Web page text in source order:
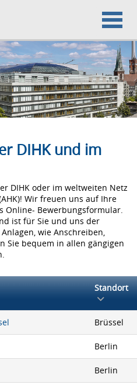
DIHK und im
DIHK oder im weltweiten Netz
Wir freuen uns auf Ihre
Online- Bewerbungsformular.
ist für Sie und uns der
wie Anschreiben,
Sie bequem in allen gängigen
Standort
Brüssel
Berlin
Berlin